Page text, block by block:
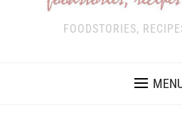
FOODSTORIES,